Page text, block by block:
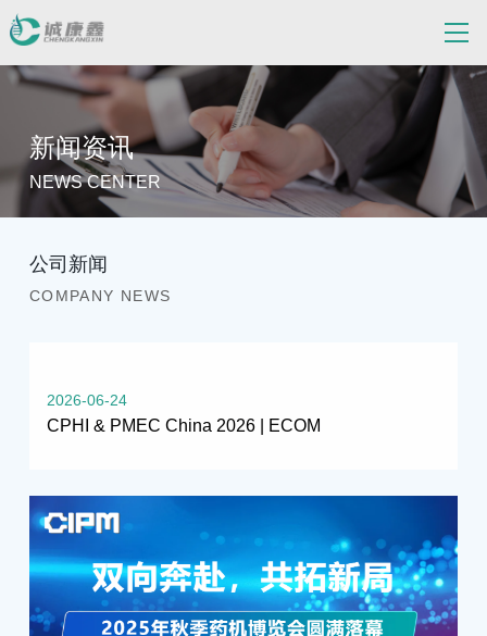
新闻资讯
NEWS CENTER
公司新闻
COMPANY NEWS
2026-06-24
CPHI & PMEC China 2026 | ECOM